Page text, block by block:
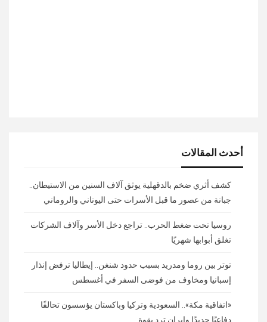
أحدث المقالات
كشف أثري ضخم بالدقهلية يوثق آلاف السنين من الاستيطان..
جبانة من عصور ما قبل الأسرات حتى اليوناني والروماني
روسيا تحت ضغط الحرب.. تراجع دخل الأسر وآلاف الشركات
تغلق أبوابها شهريًا
توتر بين روما ومدريد بسبب حدود شنغن.. إيطاليا ترفض إنذار
إسبانيا ومخاوف من فوضى السفر في أغسطس
«اتفاقية مكة».. السعودية وتركيا وباكستان يؤسسون تحالفًا
دفاعيًا جديدًا وإيران ترد بقوة